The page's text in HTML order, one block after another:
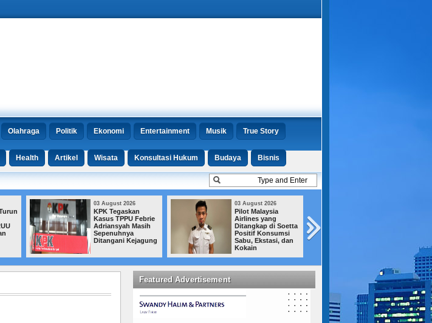
Olahraga Politik Ekonomi Entertainment Musik True Story
Health Artikel Wisata Konsultasi Hukum Budaya Bisnis
03 August 2026
KPK Tegaskan
Kasus TPPU Febrie
Adriansyah Masih
Sepenuhnya
Ditangani Kejagung
03 August 2026
Pilot Malaysia
Airlines yang
Ditangkap di Soetta
Positif Konsumsi
Sabu, Ekstasi, dan
Kokain
Featured Advertisement